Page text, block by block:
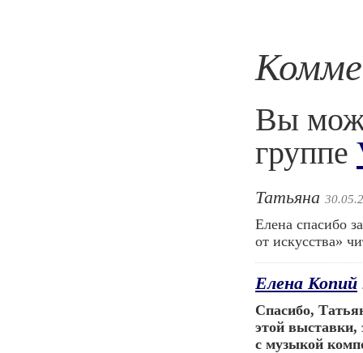
Вы
группе
Татьяна
Елена спасибо
от искусства»
Елена Копий
Спасибо,
этой выставки,
с музыкой